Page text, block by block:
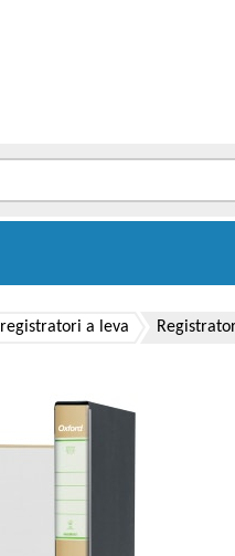
registratori a leva